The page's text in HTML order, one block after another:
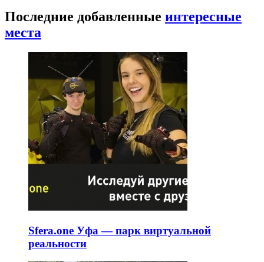
Последние добавленные интересные
места
Sfera.one Уфа — парк виртуальной
реальности